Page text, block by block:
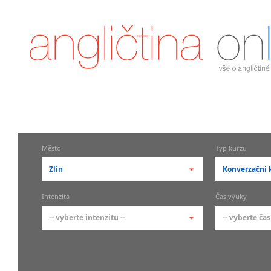
Město
Zlín
-- vyberte město --
pražské městské části
Typ kurzu
-- vyberte
Intenzita
-- vyberte intenzitu --
Čas výuky
-- vyberte